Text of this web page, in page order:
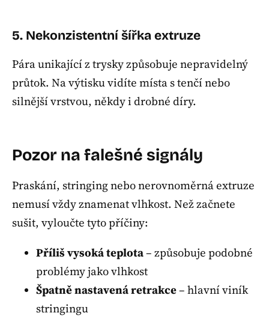
5. Nekonzistentní šířka extruze
Pára unikající z trysky způsobuje nepravidelný
průtok. Na výtisku vidíte místa s tenčí nebo
silnější vrstvou, někdy i drobné díry.
Pozor na falešné signály
Praskání, stringing nebo nerovnoměrná extruze
nemusí vždy znamenat vlhkost. Než začnete
sušit, vyloučte tyto příčiny:
Příliš vysoká teplota– způsobuje podobné
problémy jako vlhkost
Špatně nastavená retrakce– hlavní viník
stringingu